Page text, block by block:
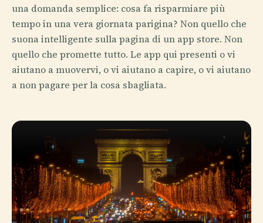
una domanda semplice: cosa fa risparmiare più
tempo in una vera giornata parigina? Non quello che
suona intelligente sulla pagina di un app store. Non
quello che promette tutto. Le app qui presenti o vi
aiutano a muovervi, o vi aiutano a capire, o vi aiutano
a non pagare per la cosa sbagliata.